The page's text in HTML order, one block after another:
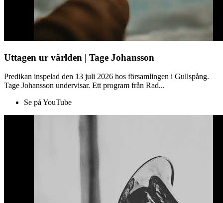
Uttagen ur världen | Tage Johansson
Predikan inspelad den 13 juli 2026 hos församlingen i Gullspång.
Tage Johansson undervisar. Ett program från Rad...
Se på YouTube